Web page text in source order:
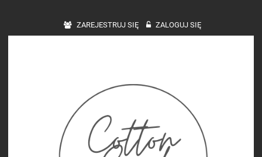
ZAREJESTRUJ SIĘ ZALOGUJ SIĘ